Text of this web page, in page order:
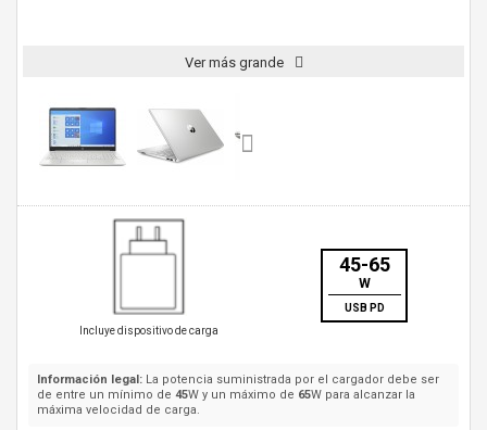
Ver más grande
Incluye dispositivo de carga
45-65
W
USB PD
Información legal: La potencia suministrada por el cargador debe ser
de entre un mínimo de 45W y un máximo de 65W para alcanzar la
máxima velocidad de carga.